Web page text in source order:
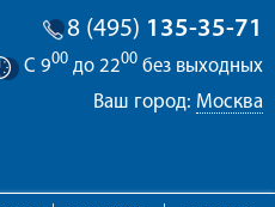
8 (495) 135-35-71
С 900 до 2200 без выходных
Ваш город: Москва